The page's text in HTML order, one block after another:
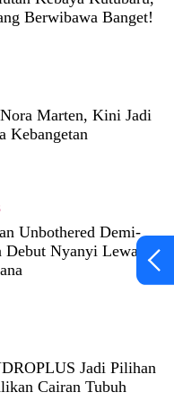
Berwibawa Banget!
Marten, Kini Jadi
Kebangetan
Unbothered Demi-
Debut Nyanyi Lewat
Jadi Pilihan
Cairan Tubuh